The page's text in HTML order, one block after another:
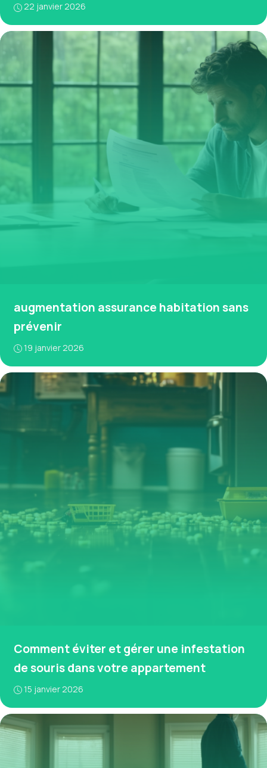
22 janvier 2026
augmentation assurance habitation sans
prévenir
19 janvier 2026
Comment éviter et gérer une infestation
de souris dans votre appartement
15 janvier 2026